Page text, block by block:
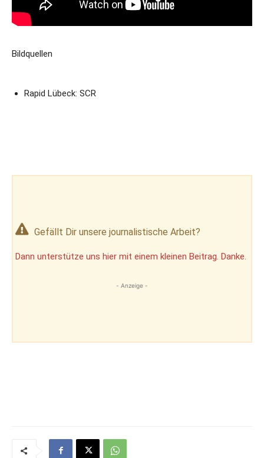
Bildquellen
Rapid Lübeck: SCR
Gefällt Dir unsere journalistische Arbeit?
Dann unterstütze uns hier mit einem kleinen Beitrag. Danke.
- Anzeige -